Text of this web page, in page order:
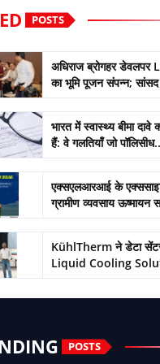
POSTS
अधिराज ब्रोगहर डेवलपर
का भूमि पूजन संपन्न;
भारत में स्वास्थ्य बीमा दावे
हैं: वे गलतियाँ जो
एक्सएलआरआई के
ग्रामीण व्यवसाय
KühlTherm ने डेटा
Liquid Cooling
POSTS